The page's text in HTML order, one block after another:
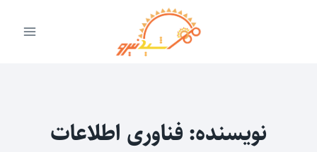
نویسنده: فناوری اطلاعات